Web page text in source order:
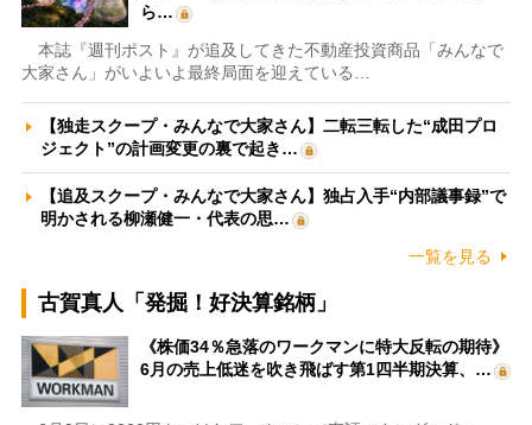
ら…
本誌『週刊ポスト』が追及してきた不動産投資商品「みんなで
大家さん」がいよいよ最終局面を迎えている…
【独走スクープ・みんなで大家さん】二転三転した“成田プロ
ジェクト”の計画変更の裏で起き…
【追及スクープ・みんなで大家さん】独占入手“内部議事録”で
明かされる柳瀬健一・代表の思…
一覧を見る
古賀真人「発掘！好決算銘柄」
《株価34％急落のワークマンに特大反転の期待》
6月の売上低迷を吹き飛ばす第1四半期決算、…